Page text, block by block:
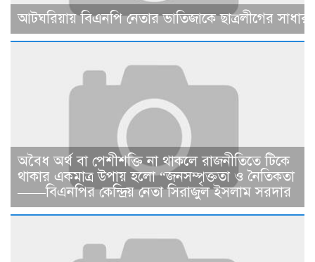
আটঘরিয়ায় বিএনপি নেতার ভাতিজাকে ছাত্রলীগের
​​অবৈধ অর্থ বা পেশীশক্তি না থাকলে রাজনীতিতে টিকে
থাকার একমাত্র উপায় হলো “জনসম্পৃক্ততা ও নৈতিকতা
——বিএনপির কেন্দ্রিয় নেতা সিরাজুল ইসলাম সরদার